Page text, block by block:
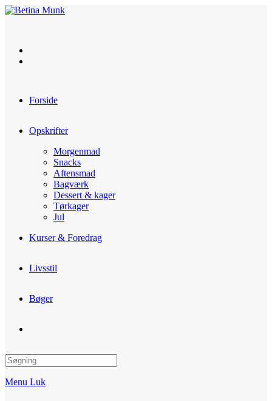
Skip
Forside
Opskrifter
Morgenmad
Snacks
Aftensmad
Bagværk
Dessert & kager
Tørkager
Jul
Kurser & Foredrag
Livsstil
Bøger
website
search
Menu Luk